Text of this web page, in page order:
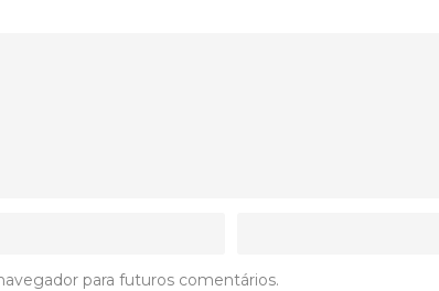
para futuros comentários.